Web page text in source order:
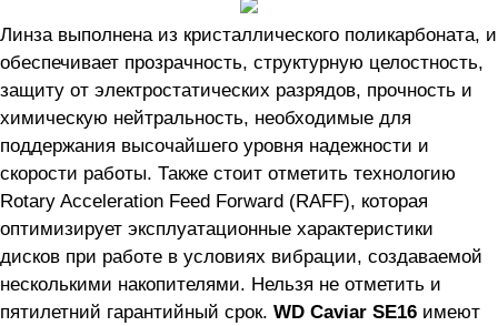
Линза выполнена из кристаллического поликарбоната, и
обеспечивает прозрачность, структурную целостность,
защиту от электростатических разрядов, прочность и
химическую нейтральность, необходимые для
поддержания высочайшего уровня надежности и
скорости работы. Также стоит отметить технологию
Rotary Acceleration Feed Forward (RAFF), которая
оптимизирует эксплуатационные характеристики
дисков при работе в условиях вибрации, создаваемой
несколькими накопителями. Нельзя не отметить и
пятилетний гарантийный срок. WD Caviar SE16 имеют